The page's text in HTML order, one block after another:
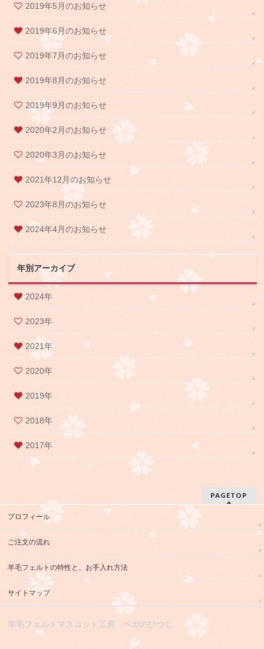
2019年5月のお知らせ
2019年6月のお知らせ
2019年7月のお知らせ
2019年8月のお知らせ
2019年9月のお知らせ
2020年2月のお知らせ
2020年3月のお知らせ
2021年12月のお知らせ
2023年8月のお知らせ
2024年4月のお知らせ
年別アーカイブ
2024年
2023年
2021年
2020年
2019年
2018年
2017年
PAGETOP
プロフィール
ご注文の流れ
羊毛フェルトの特性と、お手入れ方法
サイトマップ
羊毛フェルトマスコット工房 ベガのひつじ